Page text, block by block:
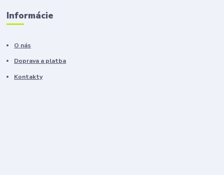
Informácie
O nás
Doprava a platba
Kontakty